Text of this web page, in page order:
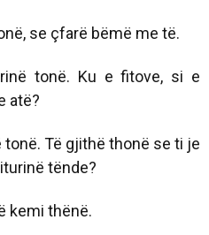
se çfarë bëmë me të.
tonë. Ku e fitove, si e
atë?
Të gjithë thonë se ti je
tënde?
kemi thënë.